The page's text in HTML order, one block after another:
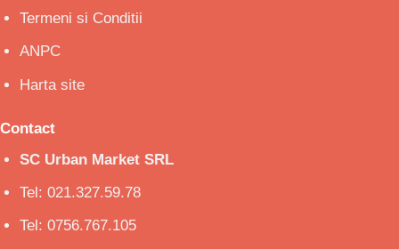
Termeni si Conditii
ANPC
Harta site
Contact
SC Urban Market SRL
Tel: 021.327.59.78
Tel: 0756.767.105